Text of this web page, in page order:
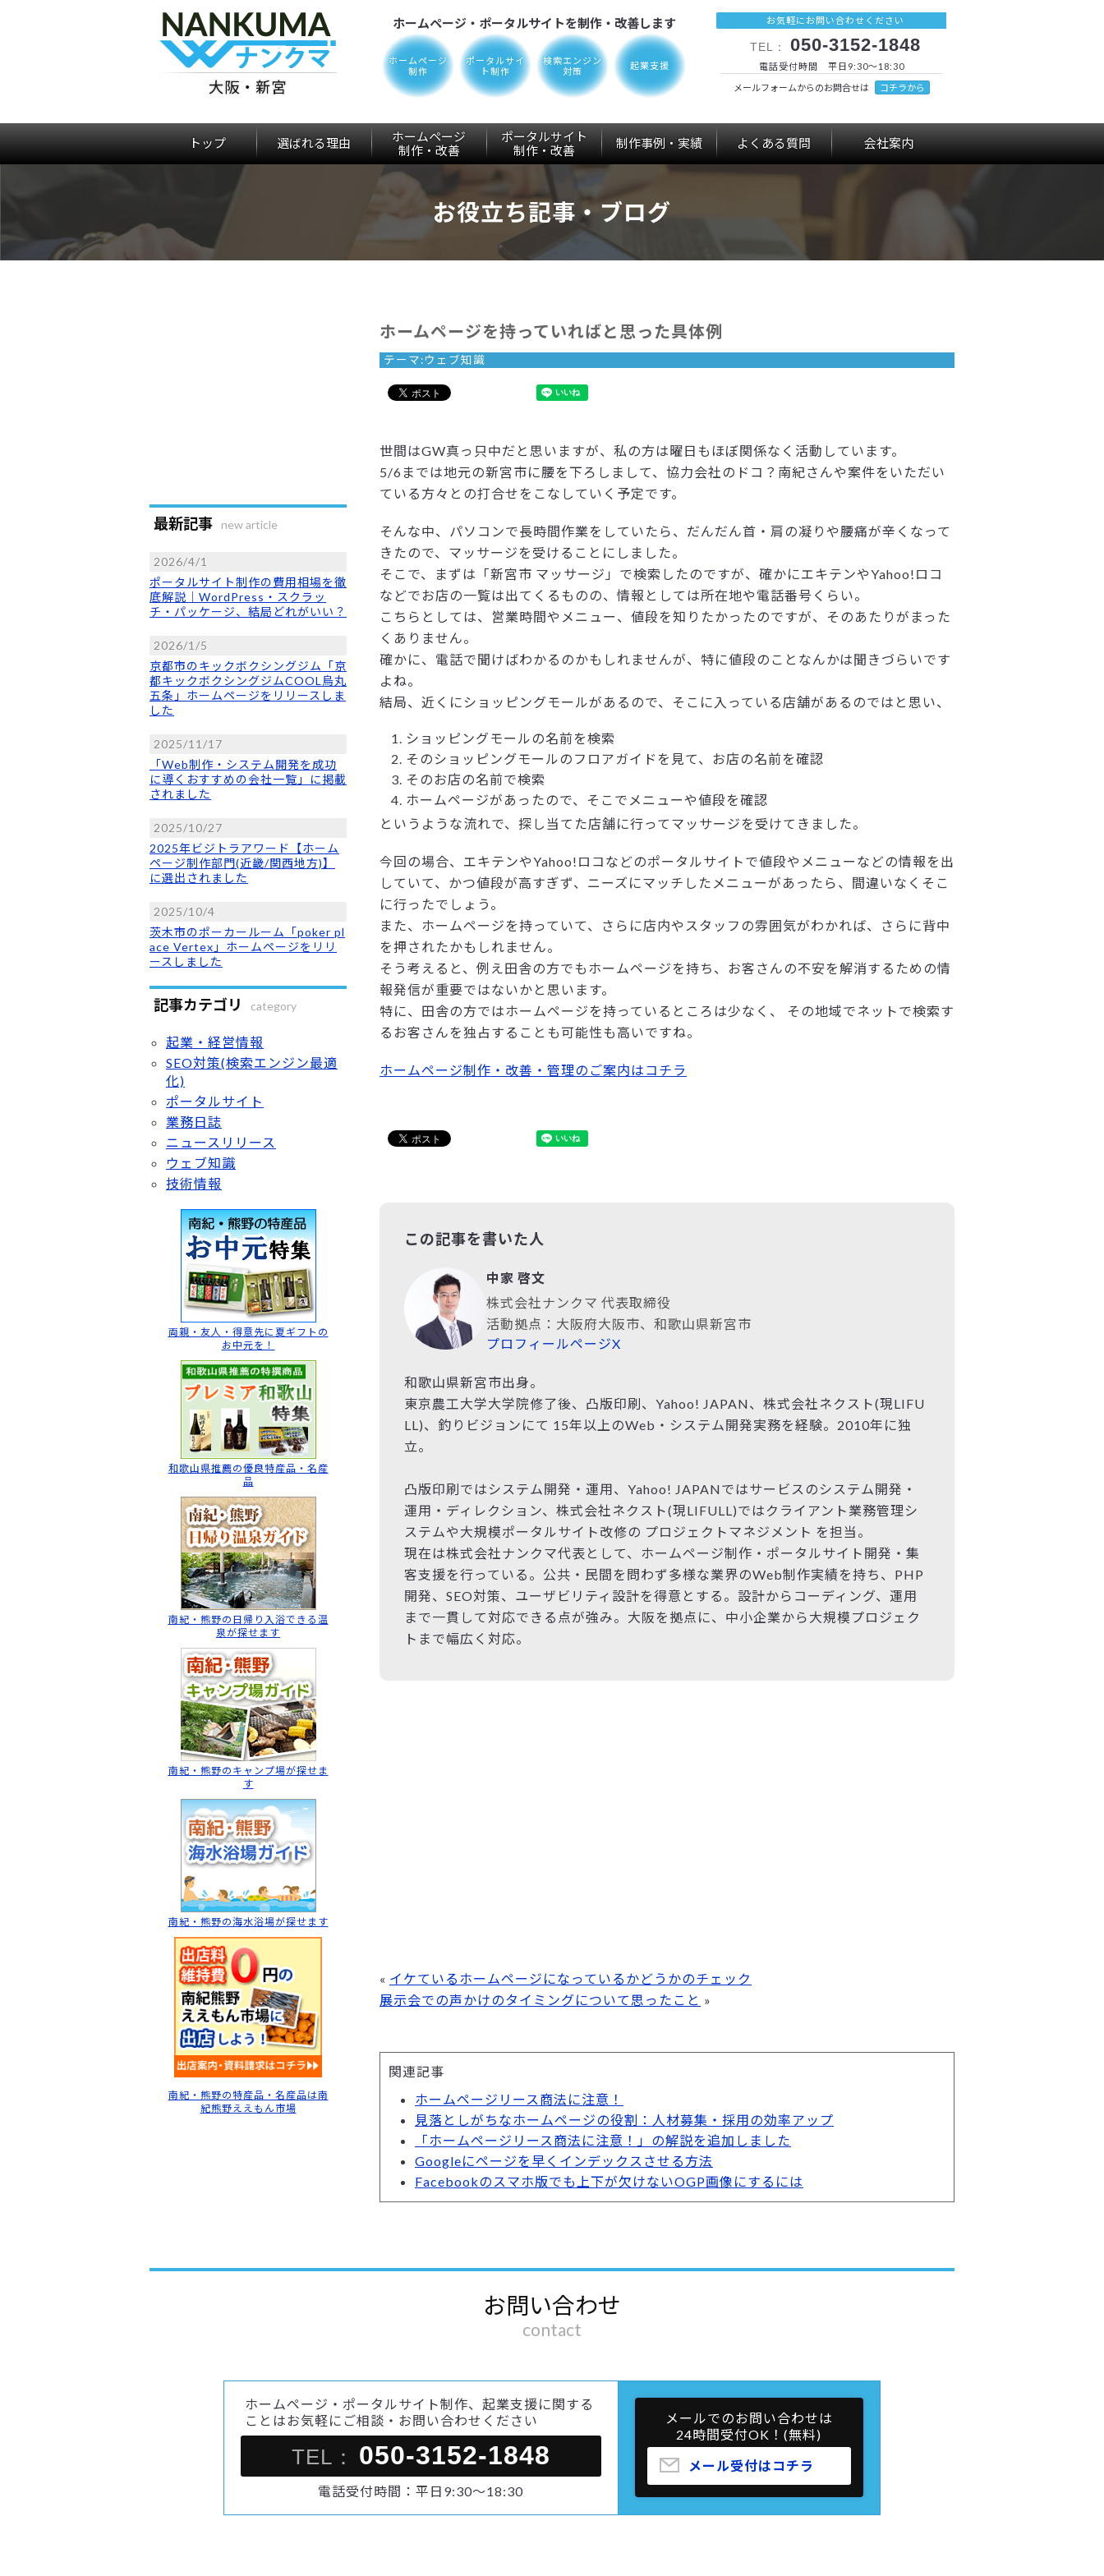
大阪・新宮
ホームページ・ポータルサイトを制作・改善します
ホームページ
制作
ポータルサイ
ト制作
検索エンジン
対策
起業支援
お気軽にお問い合わせください
TEL： 050-3152-1848
電話受付時間 平日9:30～18:30
メールフォームからのお問合せは
コチラから
トップ 選ばれる理由
ホームページ
制作・改善
ポータルサイト
制作・改善 制作事例・実績 よくある質問 会社案内
お役立ち記事・ブログ
ホームページを持っていればと思った具体例
テーマ:ウェブ知識
世間はGW真っ只中だと思いますが、私の方は曜日もほぼ関係なく活動しています。
5/6までは地元の新宮市に腰を下ろしまして、協力会社のドコ？南紀さんや案件をいただい
ている方々との打合せをこなしていく予定です。
そんな中、パソコンで長時間作業をしていたら、だんだん首・肩の凝りや腰痛が辛くなって
きたので、マッサージを受けることにしました。
そこで、まずは「新宮市 マッサージ」で検索したのですが、確かにエキテンやYahoo!ロコ
などでお店の一覧は出てくるものの、情報としては所在地や電話番号くらい。
こちらとしては、営業時間やメニュー、値段を知りたかったのですが、そのあたりがまった
くありません。
確かに、電話で聞けばわかるのかもしれませんが、特に値段のことなんかは聞きづらいです
よね。
結局、近くにショッピングモールがあるので、そこに入っている店舗があるのではと思い、
ショッピングモールの名前を検索
そのショッピングモールのフロアガイドを見て、お店の名前を確認
そのお店の名前で検索
ホームページがあったので、そこでメニューや値段を確認
というような流れで、探し当てた店舗に行ってマッサージを受けてきました。
今回の場合、エキテンやYahoo!ロコなどのポータルサイトで値段やメニューなどの情報を出
していて、かつ値段が高すぎず、ニーズにマッチしたメニューがあったら、間違いなくそこ
に行ったでしょう。
また、ホームページを持っていて、さらに店内やスタッフの雰囲気がわかれば、さらに背中
を押されたかもしれません。
そう考えると、例え田舎の方でもホームページを持ち、お客さんの不安を解消するための情
報発信が重要ではないかと思います。
特に、田舎の方ではホームページを持っているところは少なく、 その地域でネットで検索す
るお客さんを独占することも可能性も高いですね。
ホームページ制作・改善・管理のご案内はコチラ
この記事を書いた人
中家 啓文
株式会社ナンクマ 代表取締役
活動拠点：大阪府大阪市、和歌山県新宮市
プロフィールページX
和歌山県新宮市出身。
東京農工大学大学院修了後、凸版印刷、Yahoo! JAPAN、株式会社ネクスト(現LIFU
LL)、釣りビジョンにて 15年以上のWeb・システム開発実務を経験。2010年に独
立。
凸版印刷ではシステム開発・運用、Yahoo! JAPANではサービスのシステム開発・
運用・ディレクション、株式会社ネクスト(現LIFULL)ではクライアント業務管理シ
ステムや大規模ポータルサイト改修の プロジェクトマネジメント を担当。
現在は株式会社ナンクマ代表として、ホームページ制作・ポータルサイト開発・集
客支援を行っている。公共・民間を問わず多様な業界のWeb制作実績を持ち、PHP
開発、SEO対策、ユーザビリティ設計を得意とする。設計からコーディング、運用
まで一貫して対応できる点が強み。大阪を拠点に、中小企業から大規模プロジェク
トまで幅広く対応。
« イケているホームページになっているかどうかのチェック
展示会での声かけのタイミングについて思ったこと »
関連記事
ホームページリース商法に注意！
見落としがちなホームページの役割：人材募集・採用の効率アップ
「ホームページリース商法に注意！」の解説を追加しました
Googleにページを早くインデックスさせる方法
Facebookのスマホ版でも上下が欠けないOGP画像にするには
最新記事 new article
2026/4/1
ポータルサイト制作の費用相場を徹
底解説｜WordPress・スクラッ
チ・パッケージ、結局どれがいい？
2026/1/5
京都市のキックボクシングジム「京
都キックボクシングジムCOOL烏丸
五条」ホームページをリリースしま
した
2025/11/17
「Web制作・システム開発を成功
に導くおすすめの会社一覧」に掲載
されました
2025/10/27
2025年ビジトラアワード【ホーム
ページ制作部門(近畿/関西地方)】
に選出されました
2025/10/4
茨木市のポーカールーム「poker pl
ace Vertex」ホームページをリリ
ースしました
記事カテゴリ category
起業・経営情報
SEO対策(検索エンジン最適
化)
ポータルサイト
業務日誌
ニュースリリース
ウェブ知識
技術情報
両親・友人・得意先に 夏ギフトの
お中元を！
和歌山県推薦の優良特産品・名産
品
南紀・熊野の日帰り入浴できる温
泉が探せます
南紀・熊野のキャンプ場が探せま
す
南紀・熊野の海水浴場が探せます
南紀・熊野の特産品・名産品は南
紀熊野ええもん市場
お問い合わせ
contact
ホームページ・ポータルサイト制作、起業支援に関する
ことはお気軽にご相談・お問い合わせください
TEL： 050-3152-1848
電話受付時間：平日9:30～18:30
メールでのお問い合わせは
24時間受付OK！(無料)
メール受付はコチラ